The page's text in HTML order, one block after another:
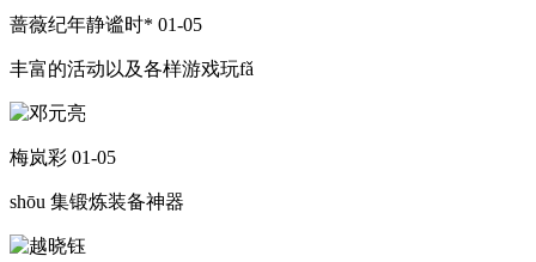
蔷薇纪年静谧时* 01-05
丰富的活动以及各样游戏玩fǎ
梅岚彩 01-05
shōu 集锻炼装备神器